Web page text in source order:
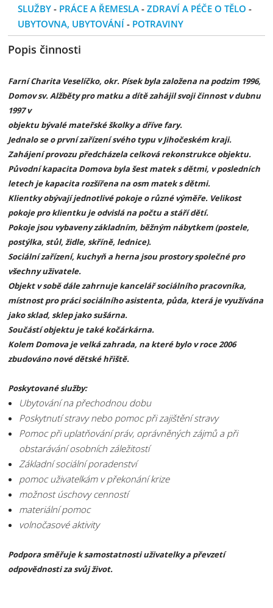
SLUŽBY - PRÁCE A ŘEMESLA -ZDRAVÍ A PÉČE O TĚLO -
UBYTOVNA, UBYTOVÁNÍ - POTRAVINY
Popis činnosti
Farní Charita Veselíčko, okr. Písek byla založena na podzim 1996,
Domov sv. Alžběty pro matku a dítě zahájil svoji činnost v dubnu
1997 v
objektu bývalé mateřské školky a dříve fary.
Jednalo se o první zařízení svého typu v Jihočeském kraji.
Zahájení provozu předcházela celková rekonstrukce objektu.
Původní kapacita Domova byla šest matek s dětmi, v posledních
letech je kapacita rozšířena na osm matek s dětmi.
Klientky obývají jednotlivé pokoje o různé výměře. Velikost
pokoje pro klientku je odvislá na počtu a stáří dětí.
Pokoje jsou vybaveny základním, běžným nábytkem (postele,
postýlka, stůl, židle, skříně, lednice).
Sociální zařízení, kuchyň a herna jsou prostory společné pro
všechny uživatele.
Objekt v sobě dále zahrnuje kancelář sociálního pracovníka,
místnost pro práci sociálního asistenta, půda, která je využívána
jako sklad, sklep jako sušárna.
Součástí objektu je také kočárkárna.
Kolem Domova je velká zahrada, na které bylo v roce 2006
zbudováno nové dětské hřiště.
Poskytované služby:
Ubytování na přechodnou dobu
Poskytnutí stravy nebo pomoc při zajištění stravy
Pomoc při uplatňování práv, oprávněných zájmů a při
obstarávání osobních záležitostí
Základní sociální poradenství
pomoc uživatelkám v překonání krize
možnost úschovy cenností
materiální pomoc
volnočasové aktivity
Podpora směřuje k samostatnosti uživatelky a převzetí
odpovědnosti za svůj život.